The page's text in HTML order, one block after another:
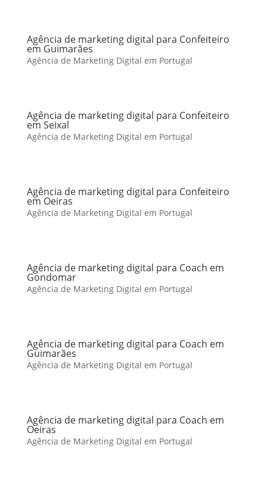
Agência de marketing digital para Confeiteiro
em Guimarães
Agência de Marketing Digital em Portugal
Agência de marketing digital para Confeiteiro
em Seixal
Agência de Marketing Digital em Portugal
Agência de marketing digital para Confeiteiro
em Oeiras
Agência de Marketing Digital em Portugal
Agência de marketing digital para Coach em
Gondomar
Agência de Marketing Digital em Portugal
Agência de marketing digital para Coach em
Guimarães
Agência de Marketing Digital em Portugal
Agência de marketing digital para Coach em
Oeiras
Agência de Marketing Digital em Portugal